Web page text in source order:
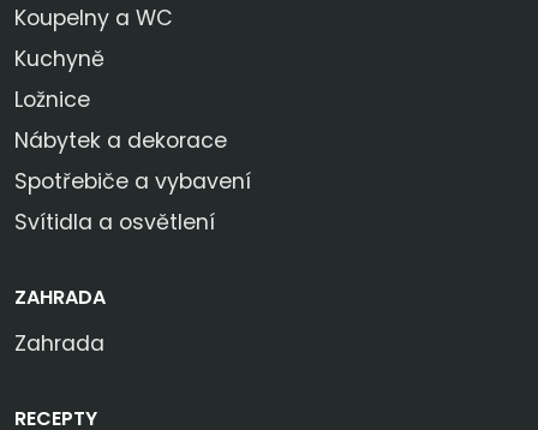
Koupelny a WC
Kuchyně
Ložnice
Nábytek a dekorace
Spotřebiče a vybavení
Svítidla a osvětlení
ZAHRADA
Zahrada
RECEPTY